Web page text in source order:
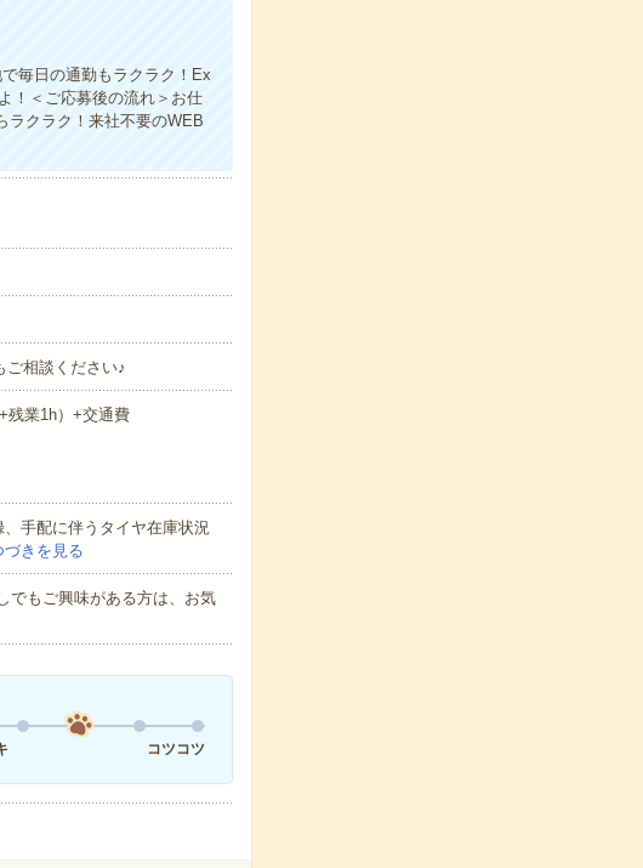
毎日の通勤もラクラク！Ex
！＜ご応募後の流れ＞お仕
ラクラク！来社不要のWEB
相談ください♪
残業1h）+交通費
手配に伴うタイヤ在庫状況
づきを見る
でもご興味がある方は、お気
コツコツ